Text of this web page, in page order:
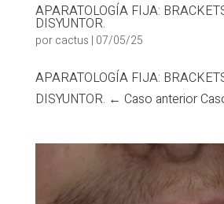
APARATOLOGÍA FIJA:
DISYUNTOR.
porcactus | 07/05/25
APARATOLOGÍA FIJA:
DISYUNTOR. ← Caso anterior